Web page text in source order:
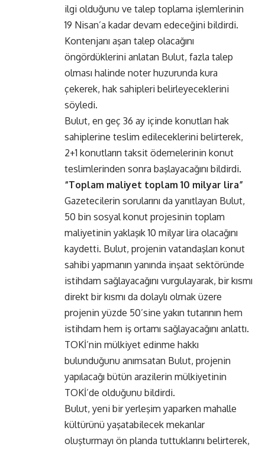
ilgi olduğunu ve talep toplama işlemlerinin
19 Nisan’a kadar devam edeceğini bildirdi.
Kontenjanı aşan talep olacağını
öngördüklerini anlatan Bulut, fazla talep
olması halinde noter huzurunda kura
çekerek, hak sahipleri belirleyeceklerini
söyledi.
Bulut, en geç 36 ay içinde konutları hak
sahiplerine teslim edileceklerini belirterek,
2+1 konutların taksit ödemelerinin konut
teslimlerinden sonra başlayacağını bildirdi.
“Toplam maliyet toplam 10 milyar lira”
Gazetecilerin sorularını da yanıtlayan Bulut,
50 bin sosyal konut projesinin toplam
maliyetinin yaklaşık 10 milyar lira olacağını
kaydetti. Bulut, projenin vatandaşları konut
sahibi yapmanın yanında inşaat sektöründe
istihdam sağlayacağını vurgulayarak, bir kısmı
direkt bir kısmı da dolaylı olmak üzere
projenin yüzde 50’sine yakın tutarının hem
istihdam hem iş ortamı sağlayacağını anlattı.
TOKİ’nin mülkiyet edinme hakkı
bulunduğunu anımsatan Bulut, projenin
yapılacağı bütün arazilerin mülkiyetinin
TOKİ’de olduğunu bildirdi.
Bulut, yeni bir yerleşim yaparken mahalle
kültürünü yaşatabilecek mekanlar
oluşturmayı ön planda tuttuklarını belirterek,